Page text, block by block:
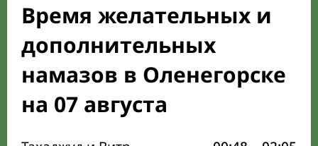
Время желательных и
дополнительных
намазов в Оленегорске
на 07 августа